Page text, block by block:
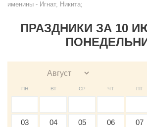
именины - Игнат, Никита;
ПРАЗДНИКИ ЗА 10
ПН ВТ СР ЧТ ПТ
03 04 05 06 07